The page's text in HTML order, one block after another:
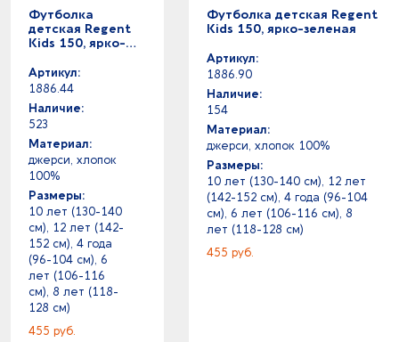
бежевый - белый
бежевый - серый
бежевый - синий
бежевый - синий
бежевый - черный
бежевый -
бирюзовый - золотистый
бирюзовый - разноцветный
бирюзовый - серебристый
бирюзовый - черный
бирюзовый -
бронзовый - коричневый
бронзовый - зеленый
бургунди - серый
бургунди -
резина
саржа
силикон
синтепон
сланец
смола
сосна
софтшелл
спанбонд
спандекс
сталь
стекло
стекловолокно
стеклопластик
тарпаулин
таффета
Футболка
детская Regent
Kids 150, ярко-
Артикул:
1886.44
Наличие:
523
Материал:
джерси, хлопок
100%
Размеры:
10 лет (130-140
см), 12 лет (142-
152 см), 4 года
(96-104 см), 6
лет (106-116
см), 8 лет (118-
128 см)
455 руб.
Футболка детская Regent
Kids 150, ярко-зеленая
Артикул:
1886.90
Наличие:
154
Материал:
джерси, хлопок 100%
Размеры:
10 лет (130-140 см), 12 лет
(142-152 см), 4 года (96-104
см), 6 лет (106-116 см), 8
лет (118-128 см)
455 руб.